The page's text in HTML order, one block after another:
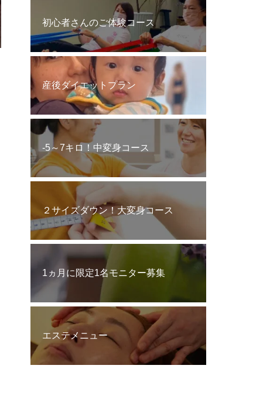
初心者さんのご体験コース
産後ダイエットプラン
‐5～7キロ！中変身コース
２サイズダウン！大変身コース
1ヵ月に限定1名モニター募集
エステメニュー